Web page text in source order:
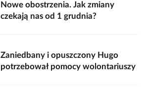
Nowe obostrzenia. Jak zmiany
czekają nas od 1 grudnia?
Zaniedbany i opuszczony Hugo
potrzebował pomocy wolontariuszy